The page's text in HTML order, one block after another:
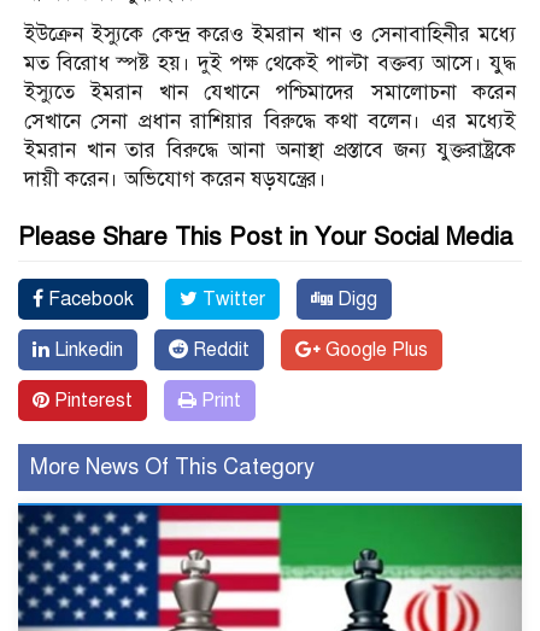
ইউক্রেন ইস্যুকে কেন্দ্র করেও ইমরান খান ও সেনাবাহিনীর মধ্যে
মত বিরোধ স্পষ্ট হয়। দুই পক্ষ থেকেই পাল্টা বক্তব্য আসে। যুদ্ধ
ইস্যুতে ইমরান খান যেখানে পশ্চিমাদের সমালোচনা করেন
সেখানে সেনা প্রধান রাশিয়ার বিরুদ্ধে কথা বলেন। এর মধ্যেই
ইমরান খান তার বিরুদ্ধে আনা অনাস্থা প্রস্তাবে জন্য যুক্তরাষ্ট্রকে
দায়ী করেন। অভিযোগ করেন ষড়যন্ত্রের।
Please Share This Post in Your Social Media
Facebook Twitter Digg
Linkedin Reddit Google Plus
Pinterest Print
More News Of This Category